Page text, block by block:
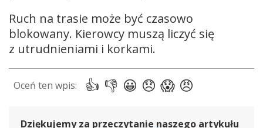
Ruch na trasie może być czasowo
blokowany. Kierowcy muszą liczyć się
z utrudnieniami i korkami.
Dziękujemy za przeczytanie naszego artykułu